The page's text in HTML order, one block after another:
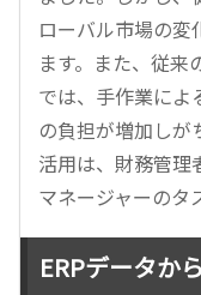
ローバル市場の変
ます。また、従来
では、手作業によ
の負担が増加し
活用は、財務管理
マネージャーのタ
ERPデータか